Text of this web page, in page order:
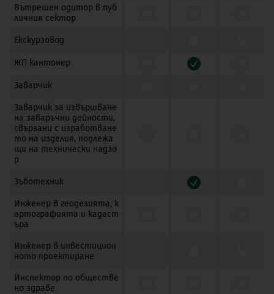
Вътрешен одитор в пуб
личния сектор
Екскурзовод
ЖП кантонер
Заварчик
Заварчик за извършване
на заваръчни дейности,
свързани с изработване
то на изделия, подлежа
щи на технически надзо
р
Зъботехник
Инженер в геодезията, к
артографията и кадаст
ъра
Инженер в инвестицион
ното проектиране
Инспектор по обществе
но здраве